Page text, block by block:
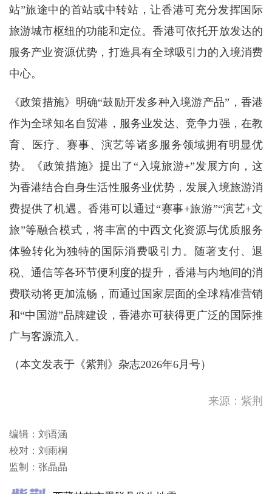
站”旅途中的首站或中转站，让香港可充分发挥国际
旅游城市枢纽的功能和定位。香港可依托开放发达的
服务产业资源优势，打造具有全球吸引力的入境消费
中心。
《政策措施》明确“鼓励开发多种入境游产品”，香港
作为全球知名自贸港，服务业发达、竞争力强，在教
育、医疗、赛事、演艺等诸多服务领域拥有明显优
势。《政策措施》提出了“入境旅游+”发展方向，这
为香港结合自身生活性服务业优势，发展入境旅游消
费提供了机遇。香港可以通过“赛事+旅游”“演艺+文
旅”等融合模式，将丰富的中西文化资源与优质服务
体验转化为独特的国际消费吸引力。随著支付、退
税、通信等各环节便利度的提升，香港与内地间的消
费联动将更加流畅，而通过国家层面的全球精准营销
和“中国游”品牌建设，香港亦可获得更广泛的国际推
广与客源流入。
（本文发表于《紫荆》杂志2026年6月号）
来源：紫荆
编辑：刘语涵
校对：刘雨桐
监制：张晶晶
西藏林芝市墨脱县发生地震
青海海南州兴海县发生地震
青海海南州兴海县发生地震